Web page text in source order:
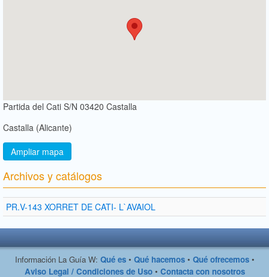
Partida del Cati S/N 03420 Castalla
Castalla (Alicante)
Ampliar mapa
Archivos y catálogos
PR.V-143 XORRET DE CATI- L`AVAIOL
Información La Guía W: Qué es• Qué hacemos• Qué ofrecemos•
Aviso Legal / Condiciones de Uso• Contacta con nosotros